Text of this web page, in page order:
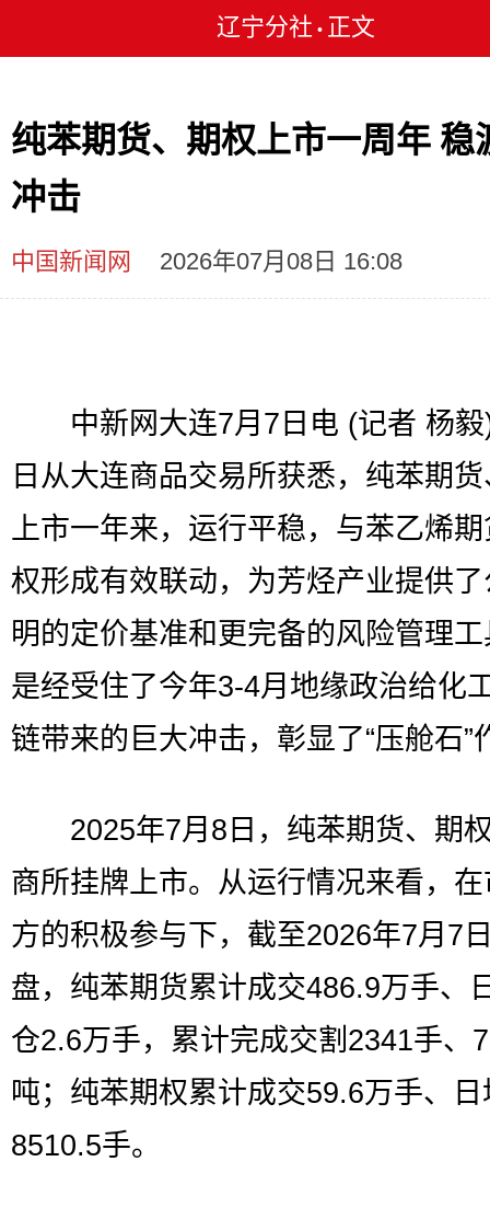
辽宁分社 • 正文
纯苯期货、期权上市一周年 稳
冲击
中国新闻网 2026年07月08日 16:08
中新网大连7月7日电 (记者 杨毅
日从大连商品交易所获悉，纯苯期
上市一年来，运行平稳，与苯乙烯
权形成有效联动，为芳烃产业提供
明的定价基准和更完备的风险管理
是经受住了今年3-4月地缘政治给化
链带来的巨大冲击，彰显了“压舱石”
2025年7月8日，纯苯期货、期
商所挂牌上市。从运行情况来看，
方的积极参与下，截至2026年7月7
盘，纯苯期货累计成交486.9万手、
仓2.6万手，累计完成交割2341手、
吨；纯苯期权累计成交59.6万手、
8510.5手。